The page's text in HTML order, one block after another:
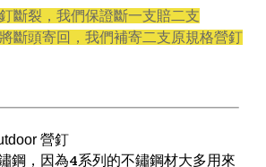
斷裂，我們保證斷一支賠二支
斷頭寄回，我們補寄二支原規格營釘
營釘
鋼，因為4系列的不鏽鋼材大多用來